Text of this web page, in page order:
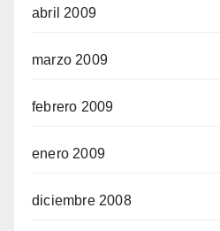
abril 2009
marzo 2009
febrero 2009
enero 2009
diciembre 2008